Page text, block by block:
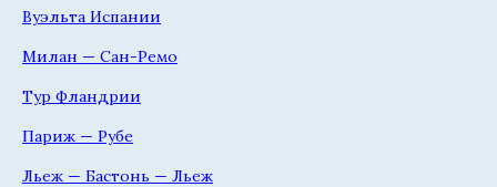
Вуэльта Испании
Милан — Сан-Ремо
Тур Фландрии
Париж — Рубе
Льеж — Бастонь — Льеж